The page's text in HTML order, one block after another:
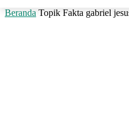
Beranda Topik Fakta gabriel